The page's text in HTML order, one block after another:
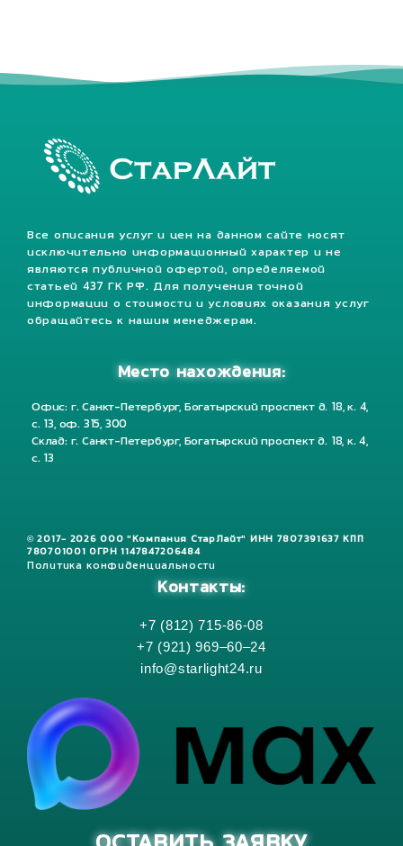
Все описания услуг и цен на данном сайте носят
исключительно информационный характер и не
являются публичной офертой, определяемой
статьей 437 ГК РФ. Для получения точной
информации о стоимости и условиях оказания услуг
обращайтесь к нашим менеджерам.
Место нахождения:
Офис: г. Санкт-Петербург, Богатырский проспект д. 18, к. 4,
с. 13, оф. 315, 300
Склад: г. Санкт-Петербург, Богатырский проспект д. 18, к. 4,
с. 13
© 2017- 2026 ООО "Компания СтарЛайт" ИНН 7807391637 КПП
780701001 ОГРН 1147847206484
Политика конфиденциальности
Контакты:
+7 (812) 715-86-08
+7 (921) 969–60–24
info@starlight24.ru